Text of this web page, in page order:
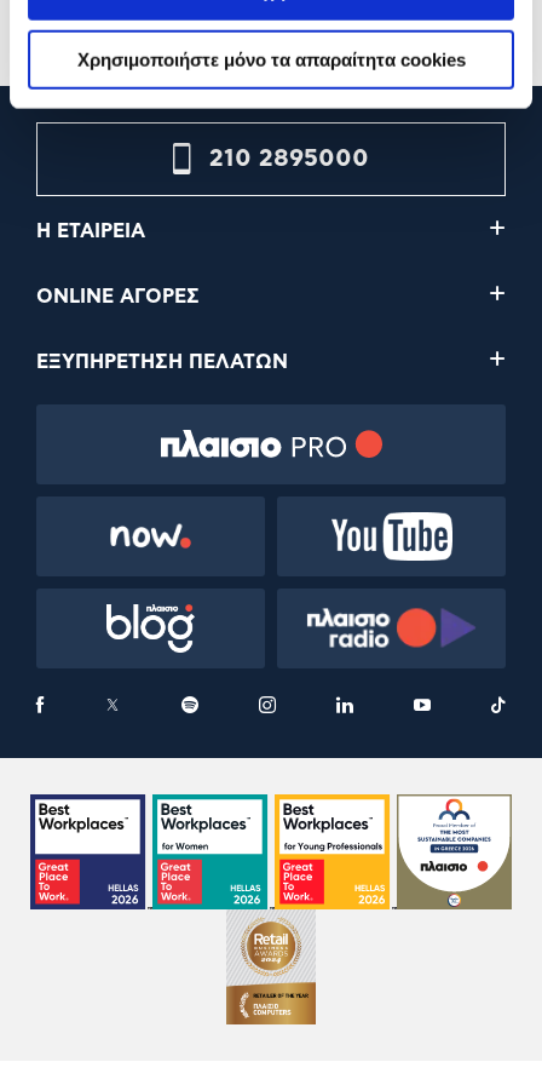
Χρησιμοποιήστε μόνο τα απαραίτητα cookies
210 2895000
Η ΕΤΑΙΡΕΙΑ
ONLINE ΑΓΟΡΕΣ
ΕΞΥΠΗΡΕΤΗΣΗ ΠΕΛΑΤΩΝ